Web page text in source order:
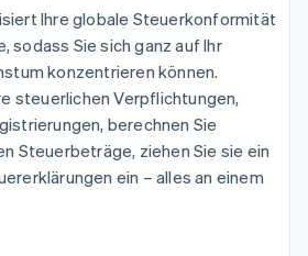
Unternehmen
Economy
Reisen und
und
Sektor
und
von
mit Agenten
Beispiele
Team
werden
Ihre globale Steuerkonformität
sodass Sie sich ganz auf Ihr
konzentrieren können.
steuerlichen Verpflichtungen,
berechnen Sie
Steuerbeträge, ziehen Sie sie ein
ein – alles an einem